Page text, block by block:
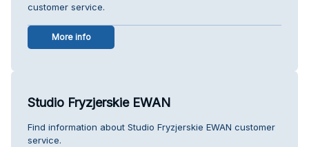
customer service.
More info
Studio Fryzjerskie EWAN
Find information about Studio Fryzjerskie EWAN customer
service.